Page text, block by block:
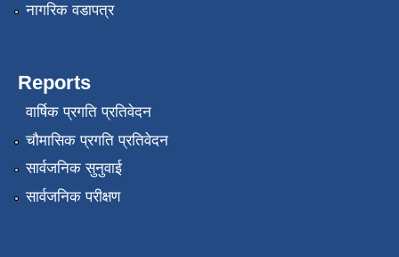
नागरिक वडापत्र
Reports
वार्षिक प्रगति प्रतिवेदन
चौमासिक प्रगति प्रतिवेदन
सार्वजनिक सुनुवाई
सार्वजनिक परीक्षण